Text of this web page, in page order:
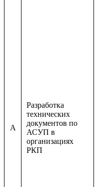
A
Разработка
технических
документов по
АСУП в
организациях
РКП